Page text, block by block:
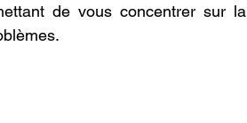
de vous concentrer sur la